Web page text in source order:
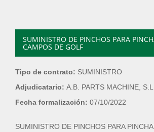
SUMINISTRO DE PINCHOS PARA
CAMPOS DE GOLF
Tipo de contrato: SUMINISTRO
Adjudicatario: A.B. PARTS MACHINE, S.L.
Fecha formalización: 07/10/2022
SUMINISTRO DE PINCHOS PARA